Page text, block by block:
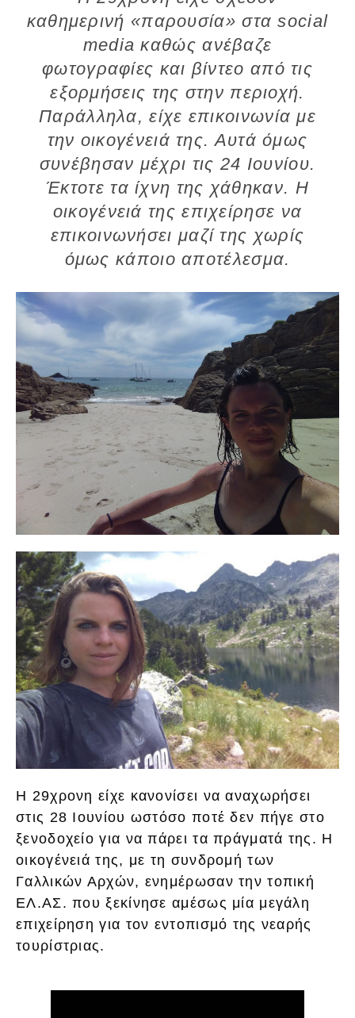
καθημερινή «παρουσία» στα social
media καθώς ανέβαζε
φωτογραφίες και βίντεο από τις
εξορμήσεις της στην περιοχή.
Παράλληλα, είχε επικοινωνία με
την οικογένειά της. Αυτά όμως
συνέβησαν μέχρι τις 24 Ιουνίου.
Έκτοτε τα ίχνη της χάθηκαν. Η
οικογένειά της επιχείρησε να
επικοινωνήσει μαζί της χωρίς
όμως κάποιο αποτέλεσμα.
Η 29χρονη είχε κανονίσει να αναχωρήσει
στις 28 Ιουνίου ωστόσο ποτέ δεν πήγε στο
ξενοδοχείο για να πάρει τα πράγματά της. Η
οικογένειά της, με τη συνδρομή των
Γαλλικών Αρχών, ενημέρωσαν την τοπική
ΕΛ.ΑΣ. που ξεκίνησε αμέσως μία μεγάλη
επιχείρηση για τον εντοπισμό της νεαρής
τουρίστριας.